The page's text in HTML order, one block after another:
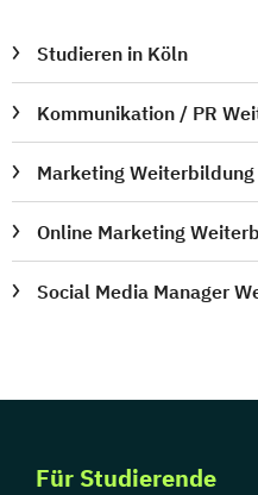
Studieren in Köln
Kommunikation / PR
Marketing
Online Marketing
Social Media Manager
Für Studierende